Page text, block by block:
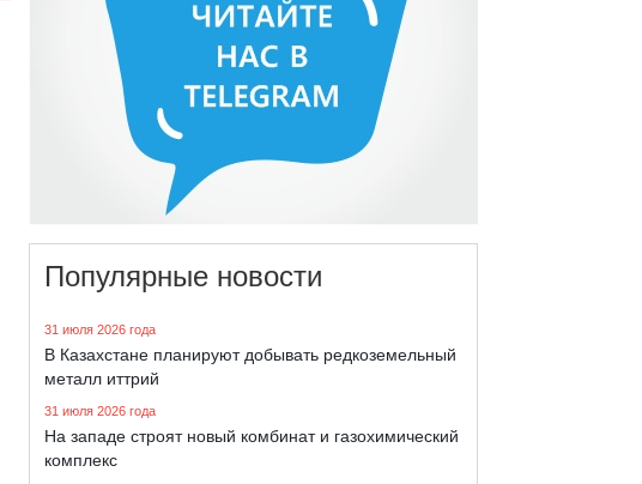
Популярные новости
31 июля 2026 года
В Казахстане планируют добывать редкоземельный
металл иттрий
31 июля 2026 года
На западе строят новый комбинат и газохимический
комплекс